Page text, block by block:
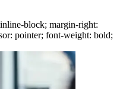
block; margin-right:
pointer; font-weight: bold;